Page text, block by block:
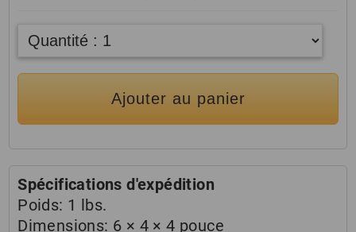
Ajouter au panier
Spécifications d'expédition
Poids: 1 lbs.
Dimensions: 6 × 4 × 4 pouce